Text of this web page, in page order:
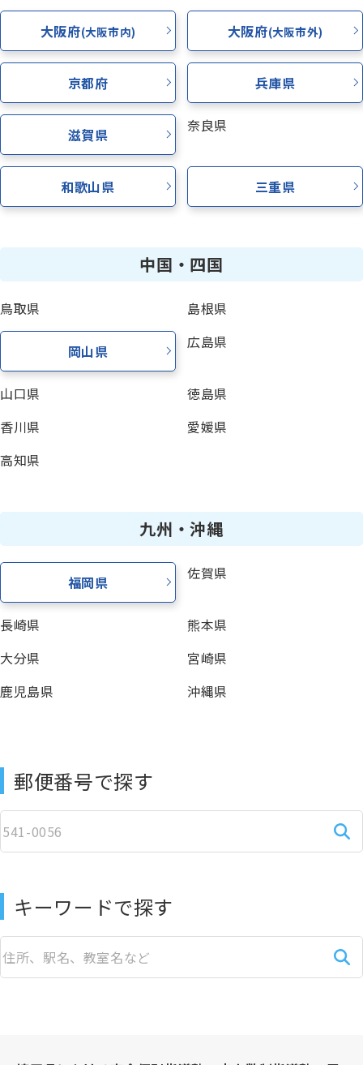
大阪府(大阪市内) 大阪府(大阪市外)
京都府 兵庫県
滋賀県 奈良県
和歌山県 三重県
中国・四国
鳥取県 島根県
岡山県 広島県
山口県
徳島県
香川県
愛媛県
高知県
九州・沖縄
福岡県 佐賀県
長崎県
熊本県
大分県
宮崎県
鹿児島県
沖縄県
郵便番号で探す
キーワードで探す